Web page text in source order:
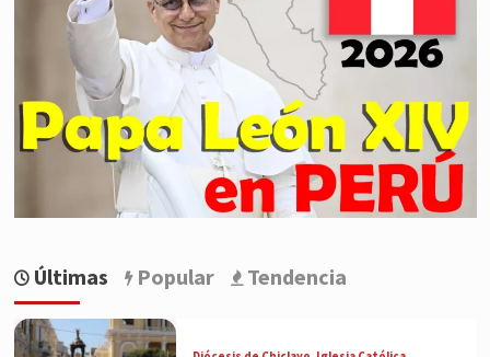
Últimas Popular Tendencia